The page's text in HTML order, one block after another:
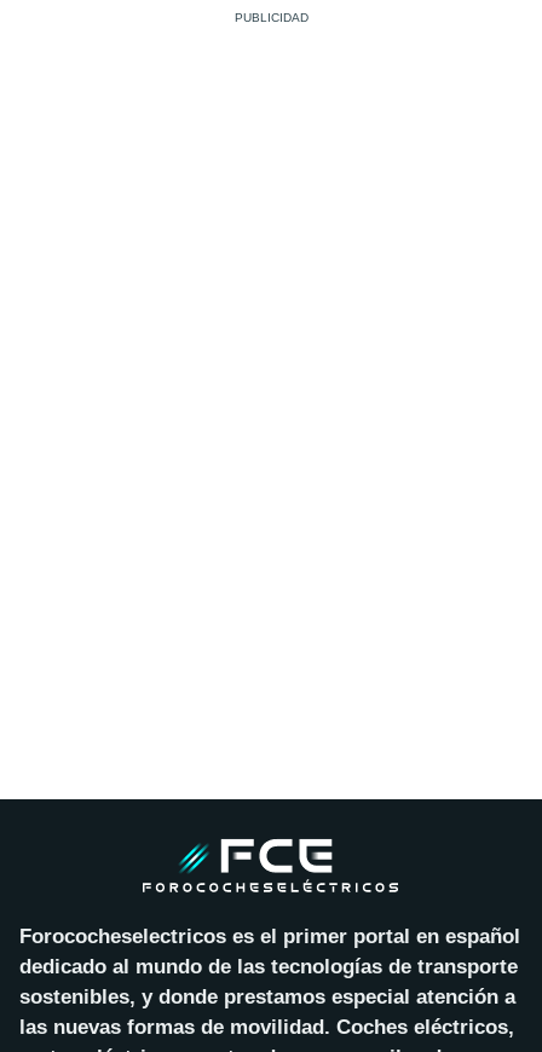
Forococheselectricos es el primer portal en español
dedicado al mundo de las tecnologías de transporte
sostenibles, y donde prestamos especial atención a
las nuevas formas de movilidad. Coches eléctricos,